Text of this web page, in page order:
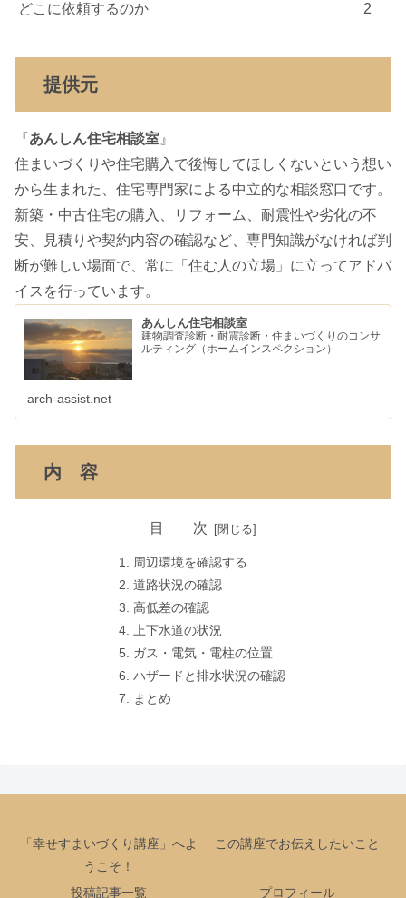
どこに依頼するのか
2
提供元
『あんしん住宅相談室 』
住まいづくりや住宅購入で後悔してほしくないという想い
から生まれた、住宅専門家による中立的な相談窓口です。
新築・中古住宅の購入、リフォーム、耐震性や劣化の不
安、見積りや契約内容の確認など、専門知識がなければ判
断が難しい場面で、常に「住む人の立場」に立ってアドバ
イスを行っています。
あんしん住宅相談室
建物調査診断・耐震診断・住まいづくりのコンサ
ルティング（ホームインスペクション）
arch-assist.net
内 容
目 次
周辺環境を確認する
道路状況の確認
高低差の確認
上下水道の状況
ガス・電気・電柱の位置
ハザードと排水状況の確認
まとめ
「幸せすまいづくり講座」へよ
うこそ！
この講座でお伝えしたいこと
投稿記事一覧 プロフィール